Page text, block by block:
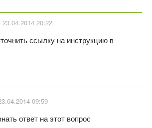
23.04.2014 20:22
ссылку на инструкцию в
09:59
ответ на этот вопрос